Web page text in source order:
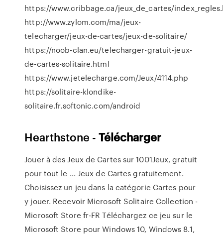
https://www.cribbage.ca/jeux_de_cartes/
http://www.zylom.com/ma/jeux-
telecharger/jeux-de-cartes/jeux-de-solitaire/
https://noob-clan.eu/telecharger-gratuit-jeux-
de-cartes-solitaire.html
https://www.jetelecharge.com/Jeux/4114.php
https://solitaire-klondike-
solitaire.fr.softonic.com/android
Hearthstone -Télécharger
Jouer à des Jeux de Cartes sur 1001Jeux, gratuit
pour tout le ... Jeux de Cartes gratuitement.
Choisissez un jeu dans la catégorie Cartes pour
y jouer. Recevoir Microsoft Solitaire Collection -
Microsoft Store fr-FR Téléchargez ce jeu sur le
Microsoft Store pour Windows 10, Windows 8.1,